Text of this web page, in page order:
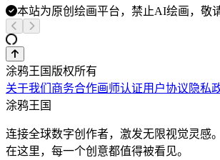
本站为原创绘画平台，禁止AI绘画，敬
涂鸦王国版权所有
关于我们 商务合作画师认证用户协议 隐私
涂鸦王国
连接全球数字创作者，激发无限视觉灵感。
在这里，每一个创意都值得被看见。